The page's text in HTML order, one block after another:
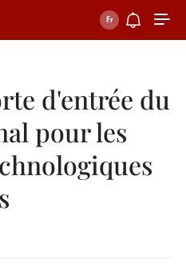
d'entrée du
pour les